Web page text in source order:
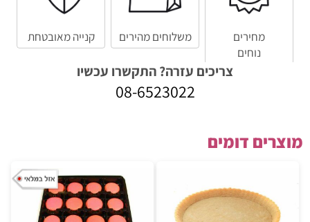
מחירים
נוחים
משלוחים מהירים קנייה מאובטחת
צריכים עזרה? התקשרו עכשיו
08-6523022
מוצרים דומים